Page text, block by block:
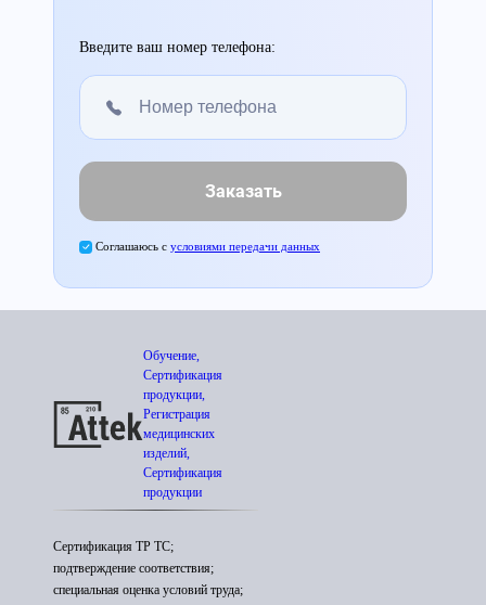
Введите ваш номер телефона:
Заказать
Соглашаюсь с условиями передачи данных
Обучение,
Сертификация
продукции,
Регистрация
медицинских
изделий,
Сертификация
продукции
Сертификация ТР ТС;
подтверждение соответствия;
специальная оценка условий труда;